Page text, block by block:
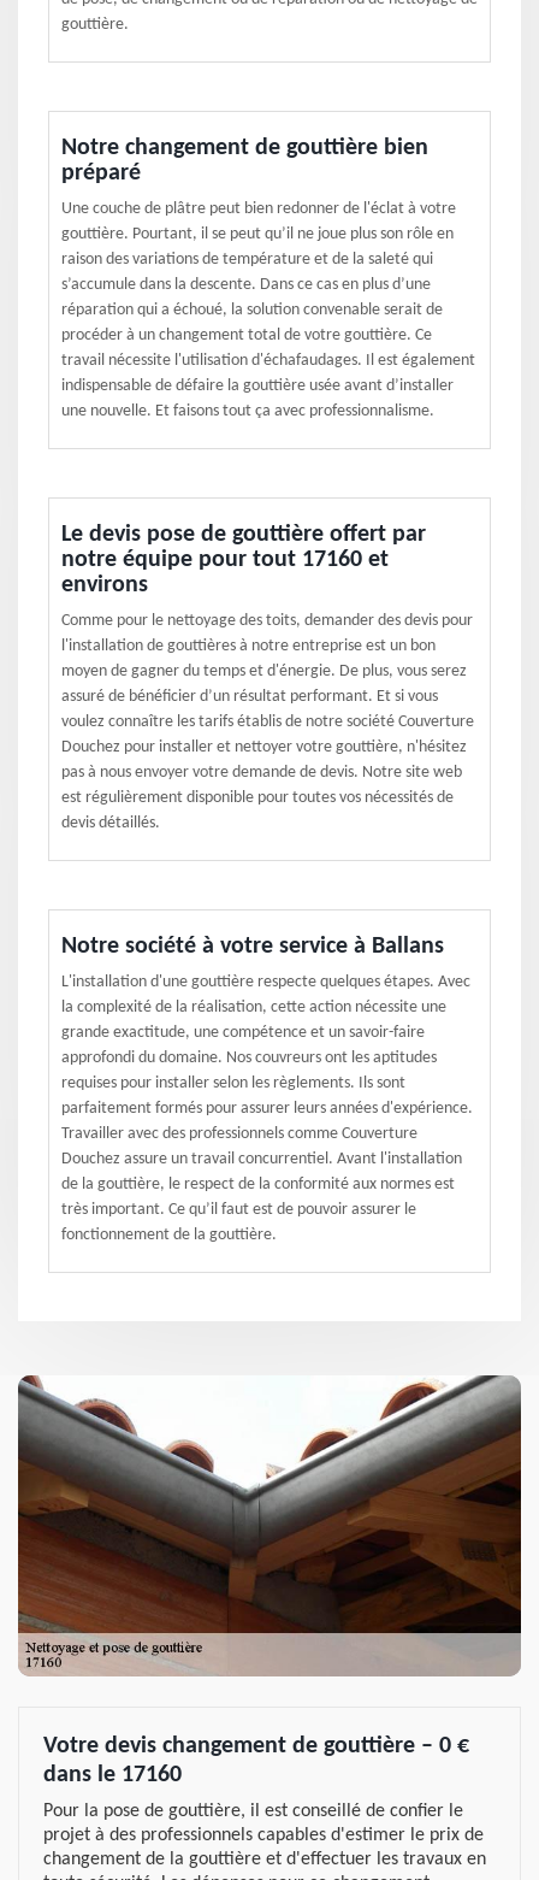
gouttière.
Notre changement de gouttière bien
préparé
Une couche de plâtre peut bien redonner de l'éclat à votre
gouttière. Pourtant, il se peut qu’il ne joue plus son rôle en
raison des variations de température et de la saleté qui
s’accumule dans la descente. Dans ce cas en plus d’une
réparation qui a échoué, la solution convenable serait de
procéder à un changement total de votre gouttière. Ce
travail nécessite l'utilisation d'échafaudages. Il est également
indispensable de défaire la gouttière usée avant d’installer
une nouvelle. Et faisons tout ça avec professionnalisme.
Le devis pose de gouttière offert par
notre équipe pour tout 17160 et
environs
Comme pour le nettoyage des toits, demander des devis pour
l'installation de gouttières à notre entreprise est un bon
moyen de gagner du temps et d'énergie. De plus, vous serez
assuré de bénéficier d’un résultat performant. Et si vous
voulez connaître les tarifs établis de notre société Couverture
Douchez pour installer et nettoyer votre gouttière, n'hésitez
pas à nous envoyer votre demande de devis. Notre site web
est régulièrement disponible pour toutes vos nécessités de
devis détaillés.
Notre société à votre service à Ballans
L'installation d'une gouttière respecte quelques étapes. Avec
la complexité de la réalisation, cette action nécessite une
grande exactitude, une compétence et un savoir-faire
approfondi du domaine. Nos couvreurs ont les aptitudes
requises pour installer selon les règlements. Ils sont
parfaitement formés pour assurer leurs années d'expérience.
Travailler avec des professionnels comme Couverture
Douchez assure un travail concurrentiel. Avant l'installation
de la gouttière, le respect de la conformité aux normes est
très important. Ce qu’il faut est de pouvoir assurer le
fonctionnement de la gouttière.
Votre devis changement de gouttière – 0 €
dans le 17160
Pour la pose de gouttière, il est conseillé de confier le
projet à des professionnels capables d'estimer le prix de
changement de la gouttière et d'effectuer les travaux en